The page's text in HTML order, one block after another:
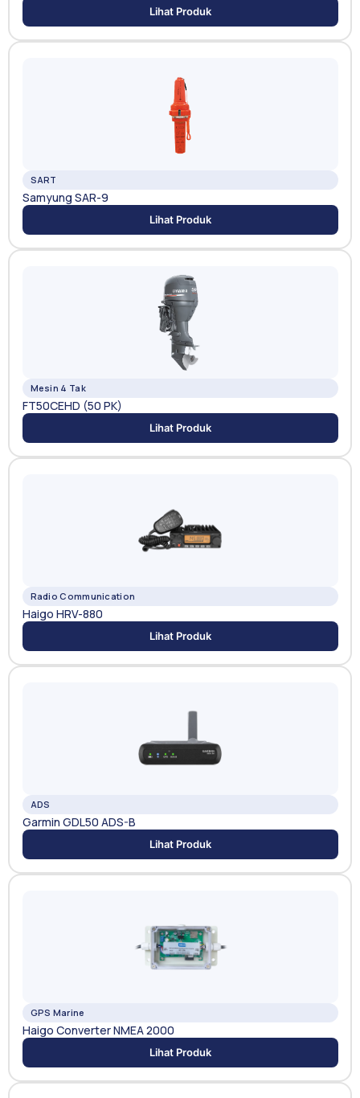
Lihat Produk
SART
Samyung SAR-9
Lihat Produk
Mesin 4 Tak
FT50CEHD (50 PK)
Lihat Produk
Radio Communication
Haigo HRV-880
Lihat Produk
ADS
Garmin GDL50 ADS-B
Lihat Produk
GPS Marine
Haigo Converter NMEA 2000
Lihat Produk